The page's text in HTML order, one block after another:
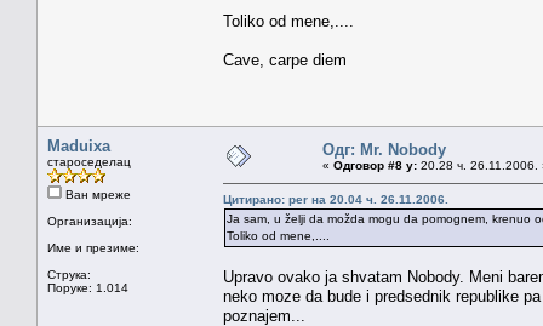
Toliko od mene,....
Cave, carpe diem
Maduixa
староседелац
Ван мреже
Организација:
Име и презиме:
Струка:
Поруке: 1.014
Одг: Mr. Nobody
« Одговор #8 у: 20.28 ч. 26.11.2006.
Цитирано: per на 20.04 ч. 26.11.2006.
Ja sam, u želji da možda mogu da pomognem, krenuo
Toliko od mene,....
Upravo ovako ja shvatam Nobody. Meni
neko moze da bude i predsednik republike
poznajem...